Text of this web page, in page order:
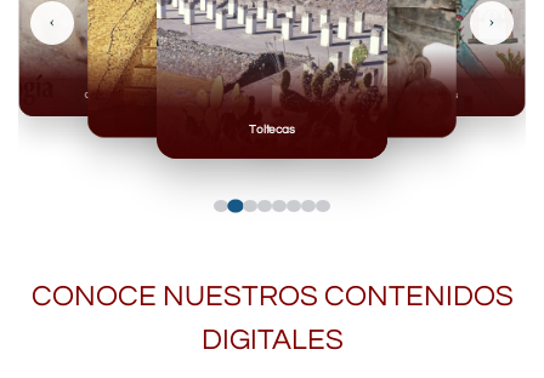
Toltecas
Mexicas
Olmecas
‹ ›
CONOCE NUESTROS CONTENIDOS
DIGITALES